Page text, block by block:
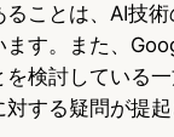
ることは、AI技
ます。また、
を検討している
する疑問が提起